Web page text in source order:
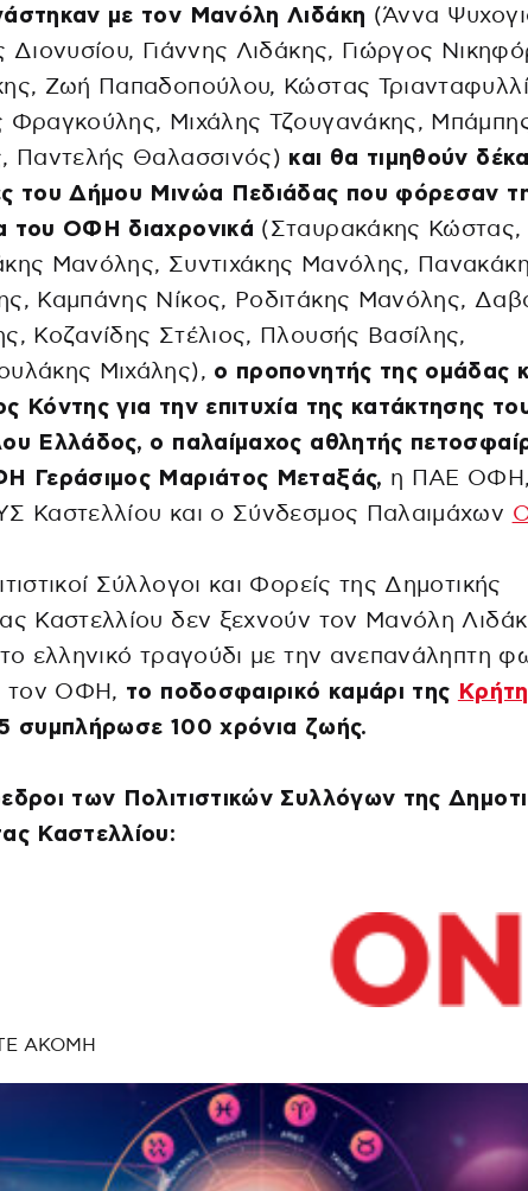
με τον Μανόλη Λιδάκη (Άννα
Διονυσίου, Γιάννης Λιδάκης, Γιώργος
Ζωή Παπαδοπούλου, Κώστας
Φραγκούλης, Μιχάλης Τζουγανάκης,
Παντελής Θαλασσινός) και θα τιμηθούν
του Δήμου Μινώα Πεδιάδας που φόρεσαν
του ΟΦΗ διαχρονικά (Σταυρακάκης Κώστας,
Μανόλης, Συντιχάκης Μανόλης,
Καμπάνης Νίκος, Ροδιτάκης Μανόλης,
Κοζανίδης Στέλιος, Πλουσής Βασίλης,
Μιχάλης), ο προπονητής της ομάδας
Κόντης για την επιτυχία της κατάκτησης
Ελλάδος, ο παλαίμαχος αθλητής
Γεράσιμος Μαριάτος Μεταξάς, η ΠΑΕ
Καστελλίου και ο Σύνδεσμος Παλαιμάχων
Σύλλογοι και Φορείς της Δημοτικής
Καστελλίου δεν ξεχνούν τον Μανόλη
το ελληνικό τραγούδι με την ανεπανάληπτη
τον ΟΦΗ, το ποδοσφαιρικό καμάρι της
συμπλήρωσε 100 χρόνια ζωής.
των Πολιτιστικών Συλλόγων της
Καστελλίου:
ΑΚΟΜΗ